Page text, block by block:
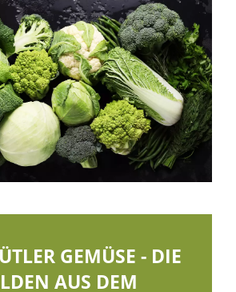
GEMÜSE - DIE
AUS DEM